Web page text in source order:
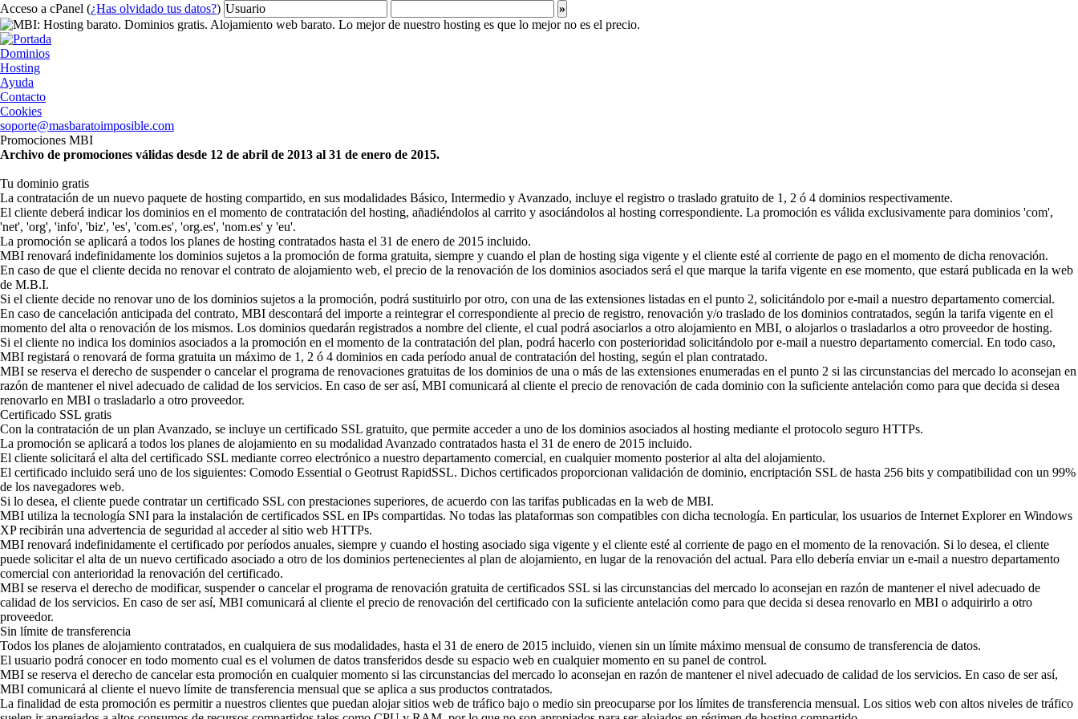
Acceso a cPanel (¿Has olvidado tus datos?) »
Dominios
Hosting
Ayuda
Contacto
Cookies
soporte@masbaratoimposible.com
Promociones MBI
Archivo de promociones válidas desde 12 de abril de 2013 al 31 de enero de 2015.
Tu dominio gratis
La contratación de un nuevo paquete de hosting compartido, en sus modalidades Básico, Intermedio y Avanzado, incluye el registro o traslado gratuito de 1, 2 ó 4 dominios respectivamente.
El cliente deberá indicar los dominios en el momento de contratación del hosting, añadiéndolos al carrito y asociándolos al hosting correspondiente. La promoción es válida exclusivamente para dominios 'com',
'net', 'org', 'info', 'biz', 'es', 'com.es', 'org.es', 'nom.es' y 'eu'.
La promoción se aplicará a todos los planes de hosting contratados hasta el 31 de enero de 2015 incluido.
MBI renovará indefinidamente los dominios sujetos a la promoción de forma gratuita, siempre y cuando el plan de hosting siga vigente y el cliente esté al corriente de pago en el momento de dicha renovación.
En caso de que el cliente decida no renovar el contrato de alojamiento web, el precio de la renovación de los dominios asociados será el que marque la tarifa vigente en ese momento, que estará publicada en la web
de M.B.I.
Si el cliente decide no renovar uno de los dominios sujetos a la promoción, podrá sustituirlo por otro, con una de las extensiones listadas en el punto 2, solicitándolo por e-mail a nuestro departamento comercial.
En caso de cancelación anticipada del contrato, MBI descontará del importe a reintegrar el correspondiente al precio de registro, renovación y/o traslado de los dominios contratados, según la tarifa vigente en el
momento del alta o renovación de los mismos. Los dominios quedarán registrados a nombre del cliente, el cual podrá asociarlos a otro alojamiento en MBI, o alojarlos o trasladarlos a otro proveedor de hosting.
Si el cliente no indica los dominios asociados a la promoción en el momento de la contratación del plan, podrá hacerlo con posterioridad solicitándolo por e-mail a nuestro departamento comercial. En todo caso,
MBI registará o renovará de forma gratuita un máximo de 1, 2 ó 4 dominios en cada período anual de contratación del hosting, según el plan contratado.
MBI se reserva el derecho de suspender o cancelar el programa de renovaciones gratuitas de los dominios de una o más de las extensiones enumeradas en el punto 2 si las circunstancias del mercado lo aconsejan en
razón de mantener el nivel adecuado de calidad de los servicios. En caso de ser así, MBI comunicará al cliente el precio de renovación de cada dominio con la suficiente antelación como para que decida si desea
renovarlo en MBI o trasladarlo a otro proveedor.
Certificado SSL gratis
Con la contratación de un plan Avanzado, se incluye un certificado SSL gratuito, que permite acceder a uno de los dominios asociados al hosting mediante el protocolo seguro HTTPs.
La promoción se aplicará a todos los planes de alojamiento en su modalidad Avanzado contratados hasta el 31 de enero de 2015 incluido.
El cliente solicitará el alta del certificado SSL mediante correo electrónico a nuestro departamento comercial, en cualquier momento posterior al alta del alojamiento.
El certificado incluido será uno de los siguientes: Comodo Essential o Geotrust RapidSSL. Dichos certificados proporcionan validación de dominio, encriptación SSL de hasta 256 bits y compatibilidad con un 99%
de los navegadores web.
Si lo desea, el cliente puede contratar un certificado SSL con prestaciones superiores, de acuerdo con las tarifas publicadas en la web de MBI.
MBI utiliza la tecnología SNI para la instalación de certificados SSL en IPs compartidas. No todas las plataformas son compatibles con dicha tecnología. En particular, los usuarios de Internet Explorer en Windows
XP recibirán una advertencia de seguridad al acceder al sitio web HTTPs.
MBI renovará indefinidamente el certificado por períodos anuales, siempre y cuando el hosting asociado siga vigente y el cliente esté al corriente de pago en el momento de la renovación. Si lo desea, el cliente
puede solicitar el alta de un nuevo certificado asociado a otro de los dominios pertenecientes al plan de alojamiento, en lugar de la renovación del actual. Para ello debería enviar un e-mail a nuestro departamento
comercial con anterioridad la renovación del certificado.
MBI se reserva el derecho de modificar, suspender o cancelar el programa de renovación gratuita de certificados SSL si las circunstancias del mercado lo aconsejan en razón de mantener el nivel adecuado de
calidad de los servicios. En caso de ser así, MBI comunicará al cliente el precio de renovación del certificado con la suficiente antelación como para que decida si desea renovarlo en MBI o adquirirlo a otro
proveedor.
Sin límite de transferencia
Todos los planes de alojamiento contratados, en cualquiera de sus modalidades, hasta el 31 de enero de 2015 incluido, vienen sin un límite máximo mensual de consumo de transferencia de datos.
El usuario podrá conocer en todo momento cual es el volumen de datos transferidos desde su espacio web en cualquier momento en su panel de control.
MBI se reserva el derecho de cancelar esta promoción en cualquier momento si las circunstancias del mercado lo aconsejan en razón de mantener el nivel adecuado de calidad de los servicios. En caso de ser así,
MBI comunicará al cliente el nuevo límite de transferencia mensual que se aplica a sus productos contratados.
La finalidad de esta promoción es permitir a nuestros clientes que puedan alojar sitios web de tráfico bajo o medio sin preocuparse por los límites de transferencia mensual. Los sitios web con altos niveles de tráfico